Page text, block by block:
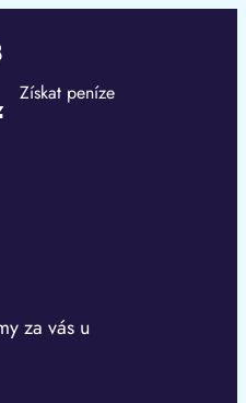
Získat peníze
za vás u